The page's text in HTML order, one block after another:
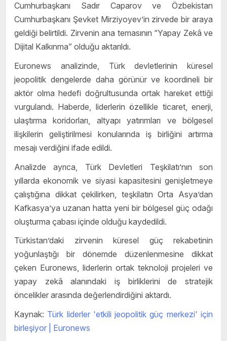
Cumhurbaşkanı Sadır Caparov ve Özbekistan
Cumhurbaşkanı Şevket Mirziyoyev’in zirvede bir araya
geldiği belirtildi. Zirvenin ana temasının “Yapay Zekâ ve
Dijital Kalkınma” olduğu aktarıldı.
Euronews analizinde, Türk devletlerinin küresel
jeopolitik dengelerde daha görünür ve koordineli bir
aktör olma hedefi doğrultusunda ortak hareket ettiği
vurgulandı. Haberde, liderlerin özellikle ticaret, enerji,
ulaştırma koridorları, altyapı yatırımları ve bölgesel
ilişkilerin geliştirilmesi konularında iş birliğini artırma
mesajı verdiğini ifade edildi.
Analizde ayrıca, Türk Devletleri Teşkilatı’nın son
yıllarda ekonomik ve siyasi kapasitesini genişletmeye
çalıştığına dikkat çekilirken, teşkilatın Orta Asya’dan
Kafkasya’ya uzanan hatta yeni bir bölgesel güç odağı
oluşturma çabası içinde olduğu kaydedildi.
Türkistan’daki zirvenin küresel güç rekabetinin
yoğunlaştığı bir dönemde düzenlenmesine dikkat
çeken Euronews, liderlerin ortak teknoloji projeleri ve
yapay zekâ alanındaki iş birliklerini de stratejik
öncelikler arasında değerlendirdiğini aktardı.
Kaynak: Türk liderler 'etkili jeopolitik güç merkezi' için
birleşiyor | Euronews